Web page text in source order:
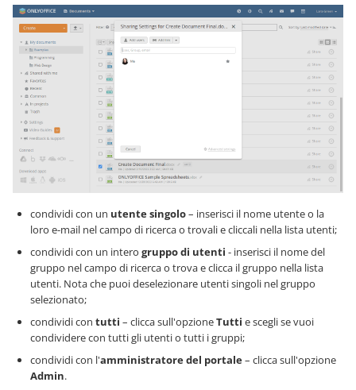
condividi con un utente singolo– inserisci il nome utente o la
loro e-mail nel campo di ricerca o trovali e cliccali nella lista utenti;
condividi con un intero gruppo di utenti - inserisci il nome del
gruppo nel campo di ricerca o trova e clicca il gruppo nella lista
utenti. Nota che puoi deselezionare utenti singoli nel gruppo
selezionato;
condividi con tutti – clicca sull'opzioneTutti e scegli se vuoi
condividere con tutti gli utenti o tutti i gruppi;
condividi con l'amministratore del portale– clicca sull'opzione
Admin.